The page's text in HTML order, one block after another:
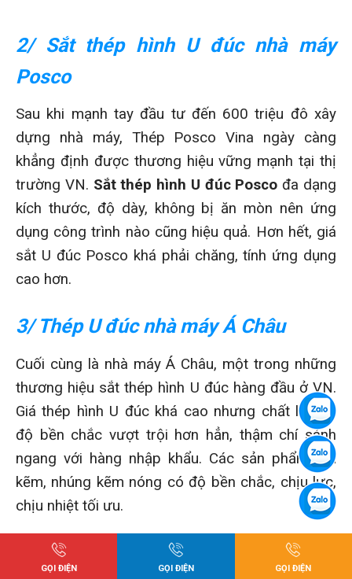
2/ Sắt thép hình U đúc nhà máy
Posco
Sau khi mạnh tay đầu tư đến 600 triệu đô xây
dựng nhà máy, Thép Posco Vina ngày càng
khẳng định được thương hiệu vững mạnh tại thị
trường VN. Sắt thép hình U đúc Posco đa dạng
kích thước, độ dày, không bị ăn mòn nên ứng
dụng công trình nào cũng hiệu quả. Hơn hết, giá
sắt U đúc Posco khá phải chăng, tính ứng dụng
cao hơn.
3/ Thép U đúc nhà máy Á Châu
Cuối cùng là nhà máy Á Châu, một trong những
thương hiệu sắt thép hình U đúc hàng đầu ở VN.
Giá thép hình U đúc khá cao nhưng chất lượng,
độ bền chắc vượt trội hơn hẳn, thậm chí sánh
ngang với hàng nhập khẩu. Các sản phẩm mạ
kẽm, nhúng kẽm nóng có độ bền chắc, chịu lực,
chịu nhiệt tối ưu.
GỌI ĐIỆN GỌI ĐIỆN GỌI ĐIỆN